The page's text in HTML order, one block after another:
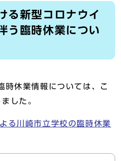
る新型コロナウイ
う臨時休業につい
休業情報については、こ
した。
る川崎市立学校の臨時休業